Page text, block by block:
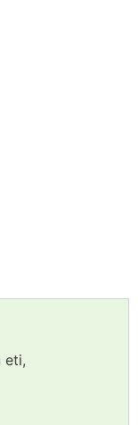
eti,